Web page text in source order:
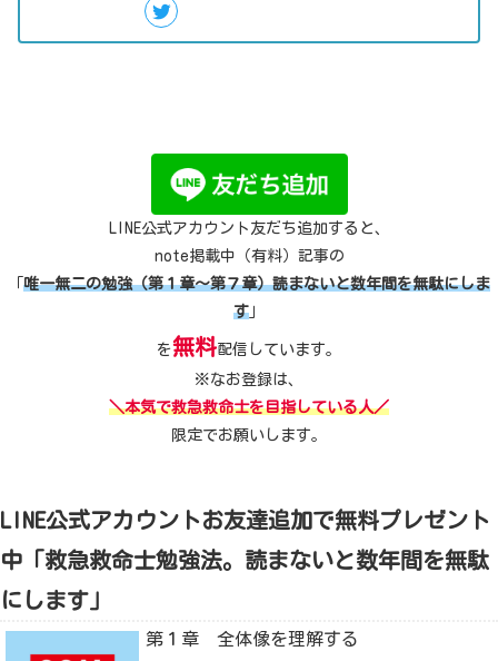
LINE公式アカウント友だち追加すると、
note掲載中（有料）記事の
唯一無二の勉強（第１章～第７章）読まないと数年間を無駄にしま
す
を無料配信しています。
※なお登録は、
＼本気で救急救命士を目指している人／
限定でお願いします。
LINE公式アカウントお友達追加で無料プレゼント
中「救急救命士勉強法。読まないと数年間を無駄
にします」
第１章 全体像を理解する